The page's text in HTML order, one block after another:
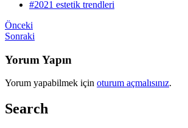
#2021 estetik trendleri
Önceki
Sonraki
Yorum Yapın
Yorum yapabilmek için oturum açmalısınız.
Search